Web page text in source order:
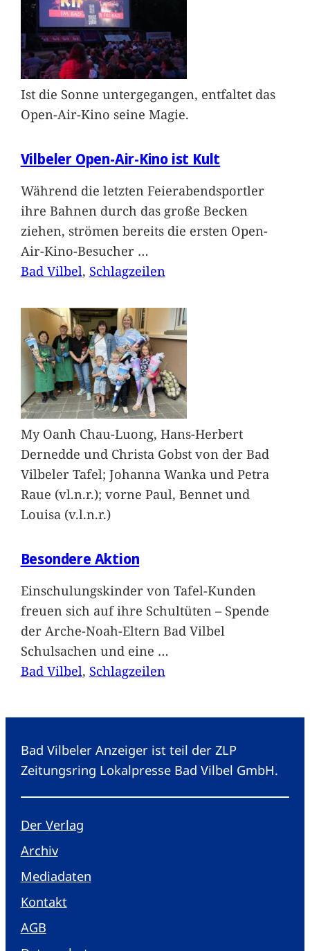
Ist die Sonne untergegangen, entfaltet das
Open-Air-Kino seine Magie.
Vilbeler Open-Air-Kino ist Kult
Während die letzten Feierabendsportler
ihre Bahnen durch das große Becken
ziehen, strömen bereits die ersten Open-
Air-Kino-Besucher …
Bad Vilbel, Schlagzeilen
My Oanh Chau-Luong, Hans-Herbert
Dernedde und Christa Gobst von der Bad
Vilbeler Tafel; Johanna Wanka und Petra
Raue (vl.n.r.); vorne Paul, Bennet und
Louisa (v.l.n.r.)
Besondere Aktion
Einschulungskinder von Tafel-Kunden
freuen sich auf ihre Schultüten – Spende
der Arche-Noah-Eltern Bad Vilbel
Schulsachen und eine …
Bad Vilbel, Schlagzeilen
Bad Vilbeler Anzeiger ist teil der ZLP
Zeitungsring Lokalpresse Bad Vilbel GmbH.
Der Verlag
Archiv
Mediadaten
Kontakt
AGB